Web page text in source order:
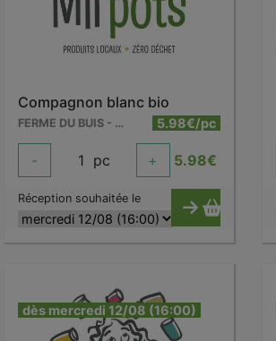
Compagnon blanc bio
FERME DU BUIS - BARRY 5.98€/pc
- 1 pc + 5.98€
Réception souhaitée le
dès mercredi 12/08 (16:00)